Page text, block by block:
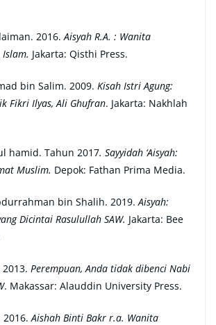
2016.Aisyah R.A. : Wanita
Jakarta: Qisthi Press.
bin Salim. 2009. Kisah Istri Agung:
Fikri Ilyas, Ali Ghufran. Jakarta: Nakhlah
hamid. Tahun 2017. Sayyidah ‘Aisyah:
Muslim. Depok: Fathan Prima Media.
bin Shalih. 2019.Aisyah:
Dicintai Rasulullah SAW. Jakarta: Bee
Perempuan, Anda tidak dibenci Nabi
. Makassar: Alauddin University Press.
2016.Aishah Binti Bakr r.a. Wanita